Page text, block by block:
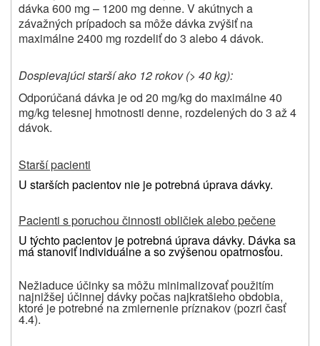
dávka 600 mg – 1200 mg denne. V akútnych a
závažných prípadoch sa môže dávka zvýšiť na
maximálne 2400 mg rozdeliť do 3 alebo 4 dávok.
Dospievajúci starší ako 12 rokov (> 40 kg):
Odporúčaná dávka je od 20 mg/kg do maximálne 40
mg/kg telesnej hmotnosti denne, rozdelených do 3 až 4
dávok.
Starší pacienti
U starších pacientov nie je potrebná úprava dávky.
Pacienti s poruchou činnosti obličiek alebo pečene
U týchto pacientov je potrebná úprava dávky. Dávka sa
má stanoviť individuálne a so zvýšenou opatrnosťou.
Nežiaduce účinky sa môžu minimalizovať použitím
najnižšej účinnej dávky počas najkratšieho obdobia,
ktoré je potrebné na zmiernenie príznakov (pozri časť
4.4).